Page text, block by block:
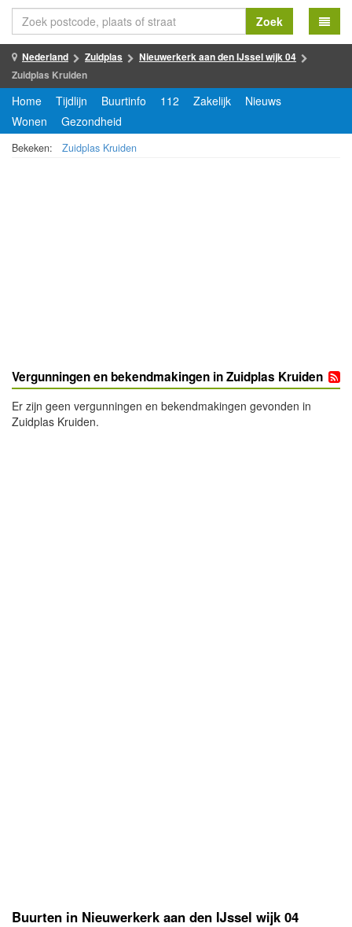
Zoek
Nederland Zuidplas
Nieuwerkerk aan den IJssel wijk 04
Zuidplas Kruiden
Home Tijdlijn Buurtinfo 112 Zakelijk
Nieuws
Wonen
Gezondheid
Bekeken: Zuidplas Kruiden
Vergunningen en bekendmakingen in Zuidplas Kruiden
Er zijn geen vergunningen en bekendmakingen gevonden in
Zuidplas Kruiden.
Buurten in Nieuwerkerk aan den IJssel wijk 04